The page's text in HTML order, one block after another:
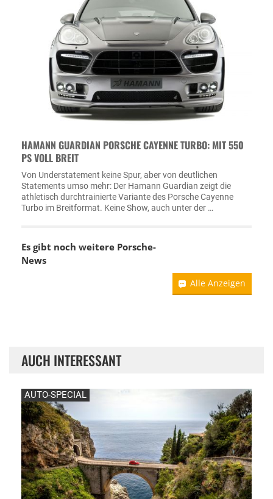
HAMANN GUARDIAN PORSCHE CAYENNE TURBO: MIT 550
PS VOLL BREIT
Von Understatement keine Spur, aber von deutlichen
Statements umso mehr: Der Hamann Guardian zeigt die
athletisch durchtrainierte Variante des Porsche Cayenne
Turbo im Breitformat. Keine Show, auch unter der …
Es gibt noch weitere Porsche-
News
Alle Anzeigen
AUCH INTERESSANT
AUTO-SPECIAL